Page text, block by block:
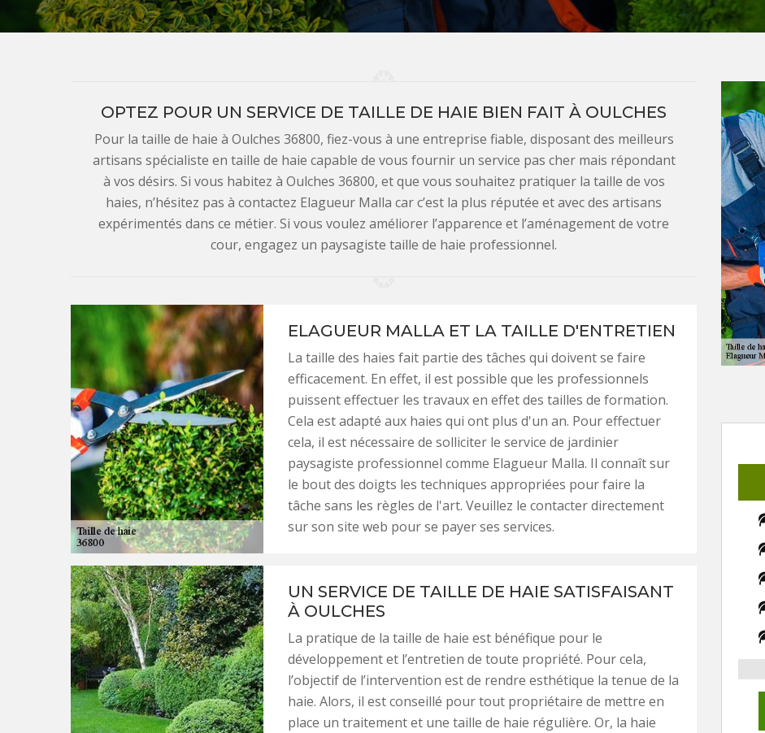
OPTEZ POUR UN SERVICE DE TAILLE DE HAIE BIEN FAIT À OULCHES
Pour la taille de haie à Oulches 36800, fiez-vous à une entreprise fiable, disposant des meilleurs
artisans spécialiste en taille de haie capable de vous fournir un service pas cher mais répondant
à vos désirs. Si vous habitez à Oulches 36800, et que vous souhaitez pratiquer la taille de vos
haies, n’hésitez pas à contactez Elagueur Malla car c’est la plus réputée et avec des artisans
expérimentés dans ce métier. Si vous voulez améliorer l’apparence et l’aménagement de votre
cour, engagez un paysagiste taille de haie professionnel.
ELAGUEUR MALLA ET LA TAILLE D'ENTRETIEN
La taille des haies fait partie des tâches qui doivent se faire
efficacement. En effet, il est possible que les professionnels
puissent effectuer les travaux en effet des tailles de formation.
Cela est adapté aux haies qui ont plus d'un an. Pour effectuer
cela, il est nécessaire de solliciter le service de jardinier
paysagiste professionnel comme Elagueur Malla. Il connaît sur
le bout des doigts les techniques appropriées pour faire la
tâche sans les règles de l'art. Veuillez le contacter directement
sur son site web pour se payer ses services.
UN SERVICE DE TAILLE DE HAIE SATISFAISANT
À OULCHES
La pratique de la taille de haie est bénéfique pour le
développement et l’entretien de toute propriété. Pour cela,
l’objectif de l’intervention est de rendre esthétique la tenue de la
haie. Alors, il est conseillé pour tout propriétaire de mettre en
place un traitement et une taille de haie régulière. Or, la haie